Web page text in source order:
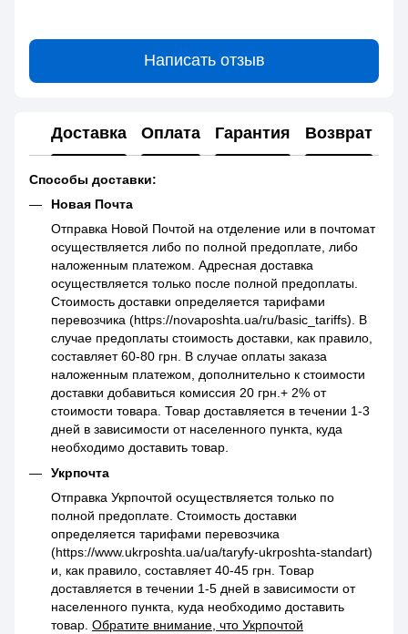
Написать отзыв
Доставка Оплата Гарантия Возврат
Способы доставки:
Новая Почта
Отправка Новой Почтой на отделение или в почтомат
осуществляется либо по полной предоплате, либо
наложенным платежом. Адресная доставка
осуществляется только после полной предоплаты.
Стоимость доставки определяется тарифами
перевозчика (https://novaposhta.ua/ru/basic_tariffs). В
случае предоплаты стоимость доставки, как правило,
составляет 60-80 грн. В случае оплаты заказа
наложенным платежом, дополнительно к стоимости
доставки добавиться комиссия 20 грн.+ 2% от
стоимости товара. Товар доставляется в течении 1-3
дней в зависимости от населенного пункта, куда
необходимо доставить товар.
Укрпочта
Отправка Укрпочтой осуществляется только по
полной предоплате. Стоимость доставки
определяется тарифами перевозчика
(https://www.ukrposhta.ua/ua/taryfy-ukrposhta-standart)
и, как правило, составляет 40-45 грн. Товар
доставляется в течении 1-5 дней в зависимости от
населенного пункта, куда необходимо доставить
товар. Обратите внимание, что Укрпочтой